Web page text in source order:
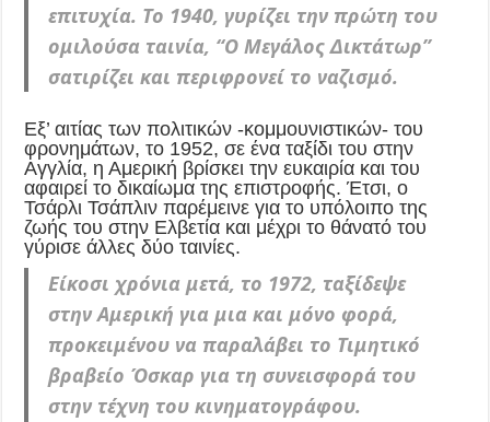
επιτυχία. Το 1940, γυρίζει την πρώτη του
ομιλούσα ταινία, “Ο Μεγάλος Δικτάτωρ”
σατιρίζει και περιφρονεί το ναζισμό.
Εξ’ αιτίας των πολιτικών -κομμουνιστικών- του
φρονημάτων, το 1952, σε ένα ταξίδι του στην
Αγγλία, η Αμερική βρίσκει την ευκαιρία και του
αφαιρεί το δικαίωμα της επιστροφής. Έτσι, ο
Τσάρλι Τσάπλιν παρέμεινε για το υπόλοιπο της
ζωής του στην Ελβετία και μέχρι το θάνατό του
γύρισε άλλες δύο ταινίες.
Είκοσι χρόνια μετά, το 1972, ταξίδεψε
στην Αμερική για μια και μόνο φορά,
προκειμένου να παραλάβει το Τιμητικό
βραβείο Όσκαρ για τη συνεισφορά του
στην τέχνη του κινηματογράφου.